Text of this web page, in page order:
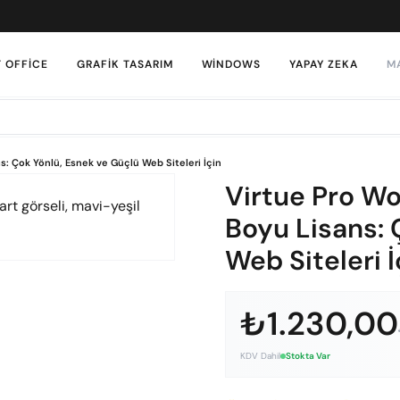
OFFICE GRAFIK TASARIM WINDOWS YAPAY ZEKA
Çok Yönlü, Esnek ve Güçlü Web Siteleri İçin
Virtue Pro
Boyu Lisans:
Web Siteleri
₺1.230,00
KDV Dahil Stokta Var